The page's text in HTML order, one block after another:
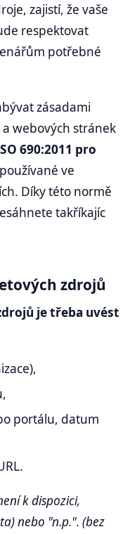
zajistí, že vaše
respektovat
potřebné
zásadami
webových stránek
690:2011 pro
ve
Díky této normě
takříkajíc
zdrojů
je třeba uvést
portálu, datum
k dispozici,
nebo "n.p.". (bez